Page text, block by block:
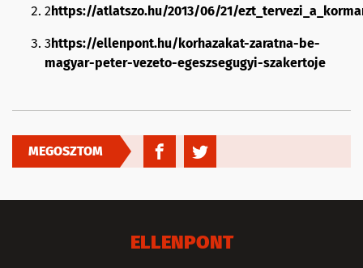
2 https://atlatszo.hu/2013/06/21/
3 https://ellenpont.hu/korhazakat-zaratna-be-
magyar-peter-vezeto-egeszsegugyi-szakertoje
MEGOSZTOM
ELLENPONT